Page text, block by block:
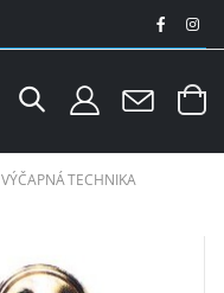
VÝČAPNÁ TECHNIKA